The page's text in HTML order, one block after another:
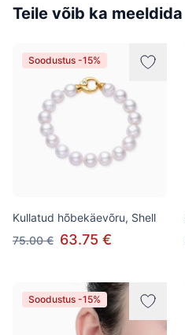
Teile võib ka meeldida
Soodustus -15%
Kullatud hõbekäevõru, Shell
75.00 € 63.75 €
Soodustus -15%